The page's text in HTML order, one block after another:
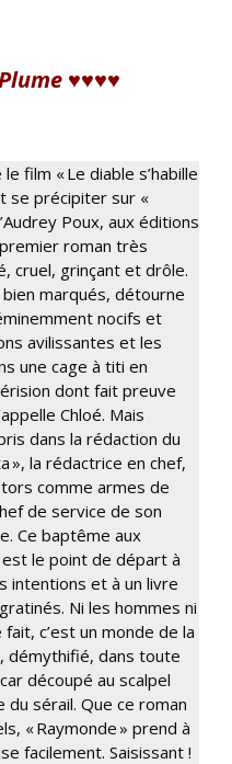
♥♥♥♥
film « Le diable s’habille
se précipiter sur «
Poux, aux éditions
roman très
cruel, grinçant et drôle.
marqués, détourne
nocifs et
avilissantes et les
une cage à titi en
dont fait preuve
Chloé. Mais
dans la rédaction du
», la rédactrice en chef,
comme armes de
de service de son
Ce baptême aux
le point de départ à
intentions et à un livre
Ni les hommes ni
c’est un monde de la
démythifié, dans toute
découpé au scalpel
du sérail. Que ce roman
« Raymonde » prend à
facilement. Saisissant !